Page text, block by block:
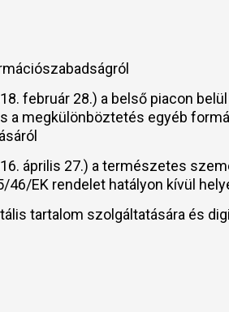
február 28.) a belső piacon
a megkülönböztetés egyéb
április 27.) a természetes
EK rendelet hatályon kívül
tartalom szolgáltatására és